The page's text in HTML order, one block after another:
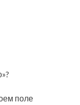
поле